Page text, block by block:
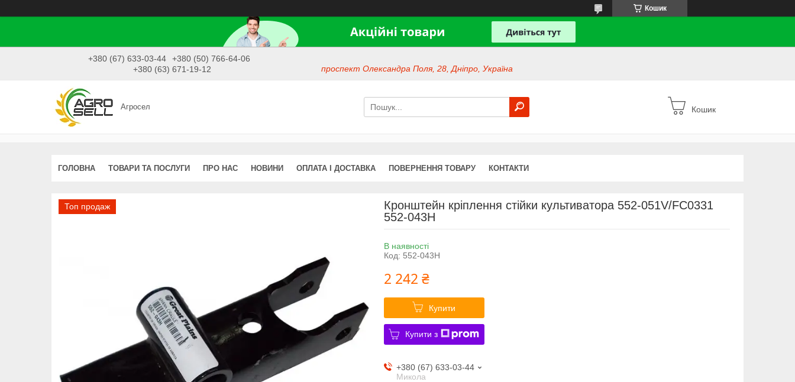
Кошик
+380 (67) 633-03-44
+380 (50) 766-64-06
+380 (63) 671-19-12
проспект Олександра Поля, 28, Дніпро, Україна
Агросел Кошик
ГОЛОВНА ТОВАРИ ТА ПОСЛУГИ ПРО НАС НОВИНИ ОПЛАТА І ДОСТАВКА ПОВЕРНЕННЯ ТОВАРУ КОНТАКТИ
Топ продаж
Кронштейн кріплення стійки культиватора 552-051V/FC0331
552-043H
В наявності
Код: 552-043H
2 242 ₴
Купити
Купити з
+380 (67) 633-03-44
Микола